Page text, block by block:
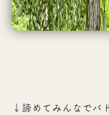
↓諦めてみんなでバ